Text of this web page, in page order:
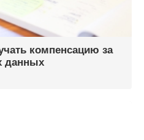
компенсацию за
данных